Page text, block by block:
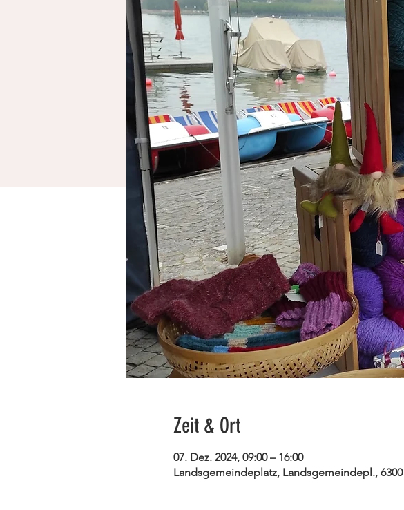
Zeit & Ort
07. Dez. 2024, 09:00 – 16:00
Landsgemeindeplatz, Landsgemeindepl.,